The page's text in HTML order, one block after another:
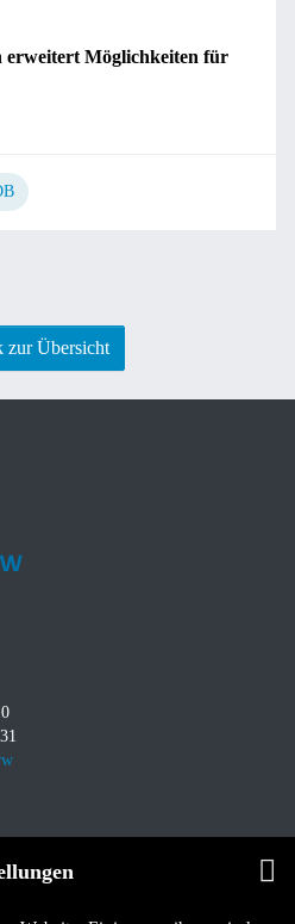
erweitert Möglichkeiten für
zur Übersicht